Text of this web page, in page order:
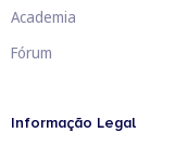
Academia
Fórum
Informação Legal